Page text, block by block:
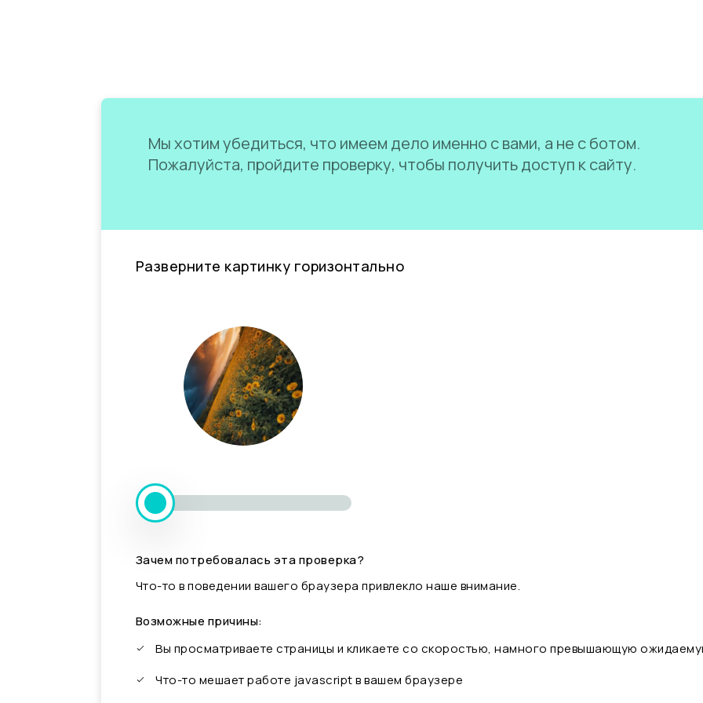
Мы хотим убедиться, что имеем дело именно с вами, а не с ботом.
Пожалуйста, пройдите проверку, чтобы получить доступ к сайту.
Разверните картинку горизонтально
Зачем потребовалась эта проверка?
Что-то в поведении вашего браузера привлекло наше внимание.
Возможные причины:
Вы просматриваете страницы и кликаете со скоростью, намного превышающую
Что-то мешает работе javascript в вашем браузере